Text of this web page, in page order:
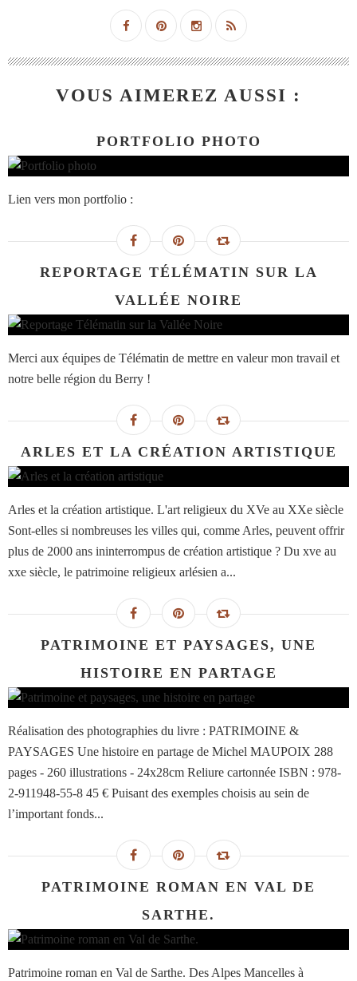
VOUS AIMEREZ AUSSI :
PORTFOLIO PHOTO
Lien vers mon portfolio :
REPORTAGE TÉLÉMATIN SUR LA
VALLÉE NOIRE
Merci aux équipes de Télématin de mettre en valeur mon travail et
notre belle région du Berry !
ARLES ET LA CRÉATION ARTISTIQUE
Arles et la création artistique. L'art religieux du XVe au XXe siècle
Sont-elles si nombreuses les villes qui, comme Arles, peuvent offrir
plus de 2000 ans ininterrompus de création artistique ? Du xve au
xxe siècle, le patrimoine religieux arlésien a...
PATRIMOINE ET PAYSAGES, UNE
HISTOIRE EN PARTAGE
Réalisation des photographies du livre : PATRIMOINE &
PAYSAGES Une histoire en partage de Michel MAUPOIX 288
pages - 260 illustrations - 24x28cm Reliure cartonnée ISBN : 978-
2-911948-55-8 45 € Puisant des exemples choisis au sein de
l’important fonds...
PATRIMOINE ROMAN EN VAL DE
SARTHE.
Patrimoine roman en Val de Sarthe. Des Alpes Mancelles à